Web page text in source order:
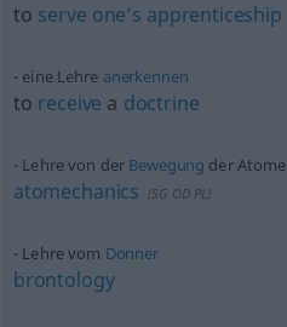
to serve one’s apprenticeship
eine Lehre anerkennen
to receive a doctrine
Lehre von der Bewegung der Atome
atomechanics (SG OD PL)
Lehre vom Donner
brontology